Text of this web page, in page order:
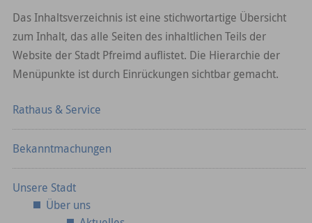
Das Inhaltsverzeichnis ist eine stichwortartige Übersicht
zum Inhalt, das alle Seiten des inhaltlichen Teils der
Website der Stadt Pfreimd auflistet. Die Hierarchie der
Menüpunkte ist durch Einrückungen sichtbar gemacht.
Rathaus & Service
Bekanntmachungen
Unsere Stadt
Über uns